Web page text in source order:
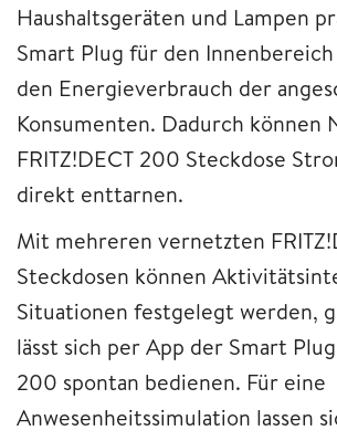
Haushaltsgeräten und Lampen
Smart Plug für den
den Energieverbrauch der
Konsumenten. Dadurch können
FRITZ!DECT 200 Steckdose
direkt enttarnen.
Mit mehreren vernetzten
Steckdosen können
Situationen festgelegt werden,
lässt sich per App der Smart
200 spontan bedienen. Für eine
Anwesenheitssimulation lassen